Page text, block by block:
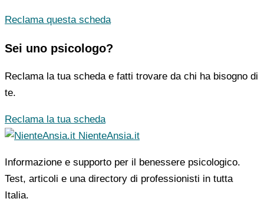
Reclama questa scheda
Sei uno psicologo?
Reclama la tua scheda e fatti trovare da chi ha bisogno di
te.
Reclama la tua scheda
NienteAnsia.it
Informazione e supporto per il benessere psicologico.
Test, articoli e una directory di professionisti in tutta
Italia.